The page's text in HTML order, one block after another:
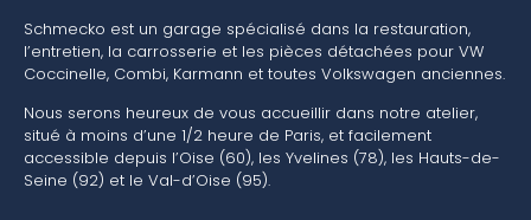
Schmecko est un garage spécialisé dans la restauration,
l’entretien, la carrosserie et les pièces détachées pour VW
Coccinelle, Combi, Karmann et toutes Volkswagen anciennes.
Nous serons heureux de vous accueillir dans notre atelier,
situé à moins d’une 1/2 heure de Paris, et facilement
accessible depuis l’Oise (60), les Yvelines (78), les Hauts-de-
Seine (92) et le Val-d’Oise (95).